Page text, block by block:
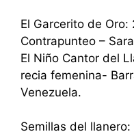
El Garcerito de
Contrapunteo –
El Niño Cantor del
recia femenina-
Venezuela.
Semillas del